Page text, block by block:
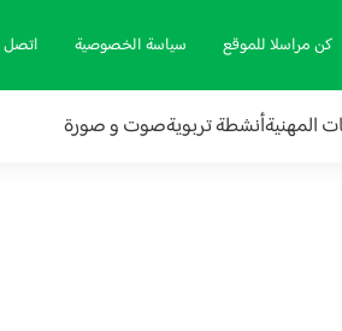
كن مراسلا للموقع سياسة الخصوصية اتصل
المهنيةأنشطة تربويةصوت و صورة